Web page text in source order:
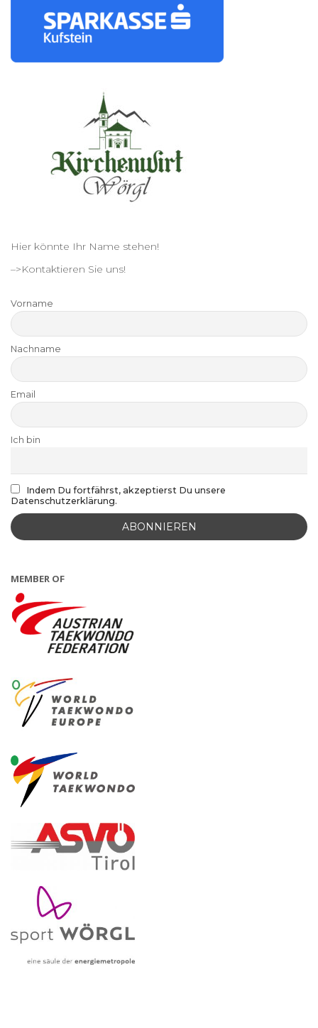
Hier könnte Ihr Name stehen!
–>Kontaktieren Sie uns!
Vorname
Nachname
Email
Ich bin
Indem Du fortfährst, akzeptierst Du unsere
Datenschutzerklärung.
MEMBER OF